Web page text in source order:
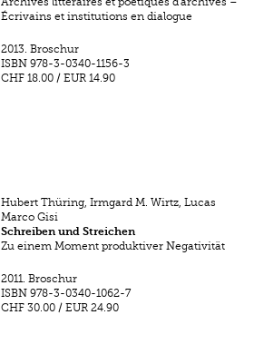
Écrivains et institutions en dialogue
2013. Broschur
ISBN 978-3-0340-1156-3
CHF 18.00 /EUR 14.90
Hubert Thüring, Irmgard M. Wirtz, Lucas
Marco Gisi
Schreiben und Streichen
Zu einem Moment produktiver Negativität
2011. Broschur
ISBN 978-3-0340-1062-7
CHF 30.00 /EUR 24.90